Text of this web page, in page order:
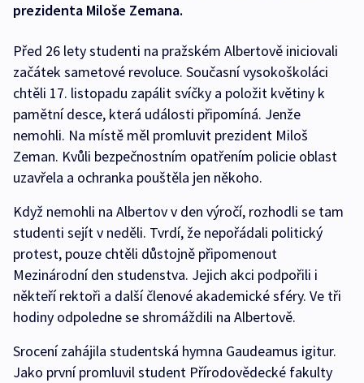
prezidenta Miloše Zemana.
Před 26 lety studenti na pražském Albertově iniciovali
začátek sametové revoluce. Současní vysokoškoláci
chtěli 17. listopadu zapálit svíčky a položit květiny k
pamětní desce, která události připomíná. Jenže
nemohli. Na místě měl promluvit prezident Miloš
Zeman. Kvůli bezpečnostním opatřením policie oblast
uzavřela a ochranka pouštěla jen někoho.
Když nemohli na Albertov v den výročí, rozhodli se tam
studenti sejít v neděli. Tvrdí, že nepořádali politický
protest, pouze chtěli důstojně připomenout
Mezinárodní den studenstva. Jejich akci podpořili i
někteří rektoři a další členové akademické sféry. Ve tři
hodiny odpoledne se shromáždili na Albertově.
Srocení zahájila studentská hymna Gaudeamus igitur.
Jako první promluvil student Přírodovědecké fakulty